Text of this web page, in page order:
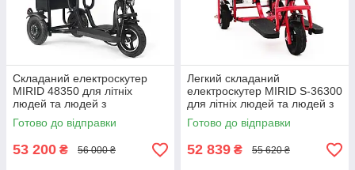
Складаний електроскутер
MIRID 48350 для літніх
людей та людей з
інвалідністю, до 30 км, 350 Вт
Готово до відправки
53 200 ₴ 56 000 ₴
Легкий складаний
електроскутер MIRID S-36300
для літніх людей та людей з
інвалідністю, до 30 км
Готово до відправки
52 839 ₴ 55 620 ₴